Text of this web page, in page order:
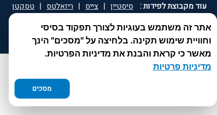
אתר זה משתמש בעוגיות לצורך תפקוד בסיסי
וחוויית שימוש תקינה. בלחיצה על "מסכים" הינך
מאשר כי קראת והבנת את מדיניות הפרטיות.
מדיניות פרטיות
מסכים
עוד מקבוצת לפידות : סיסטיין | צייס | ריזאלטס | טסקטן
| ספאטון | ספיד גרון | יוטיפרו פלוס | קוקידנט |
DROPsept ®